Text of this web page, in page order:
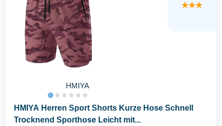
HMIYA
★★★
HMIYA Herren Sport Shorts Kurze Hose Schnell
Trocknend Sporthose Leicht mit...